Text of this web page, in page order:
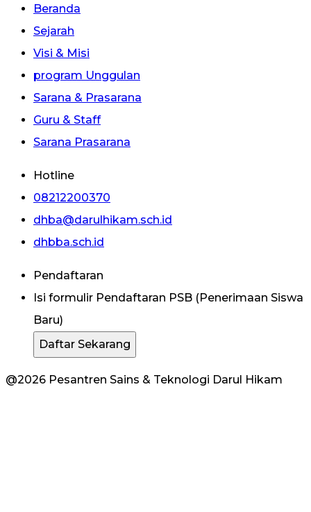
Beranda
Sejarah
Visi & Misi
program Unggulan
Sarana & Prasarana
Guru & Staff
Sarana Prasarana
Hotline
08212200370
dhba@darulhikam.sch.id
dhbba.sch.id
Pendaftaran
Isi formulir Pendaftaran PSB (Penerimaan Siswa
Baru)
Daftar Sekarang
@2026 Pesantren Sains & Teknologi Darul Hikam